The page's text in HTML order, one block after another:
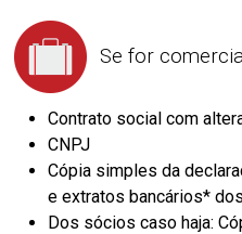
Se for
Contrato social com
CNPJ
Cópia simples da
e extratos bancários*
Dos sócios caso haja: